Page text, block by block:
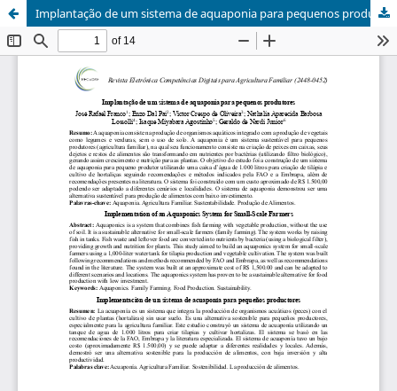
Implantação de um sistema de aquaponia para pequenos produtores